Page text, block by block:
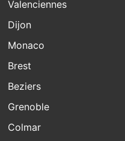
Valenciennes
Dijon
Monaco
Brest
Beziers
Grenoble
Colmar